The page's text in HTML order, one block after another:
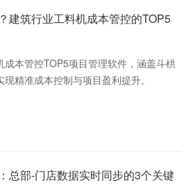
建筑行业工料机成本管控的TOP5
本管控TOP5项目管理软件，涵盖斗栱
精准成本控制与项目盈利提升。
总部-门店数据实时同步的3个关键